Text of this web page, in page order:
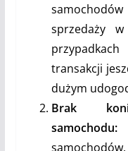
sprzedaży
transakcji
dużym
Brak
samochodu: